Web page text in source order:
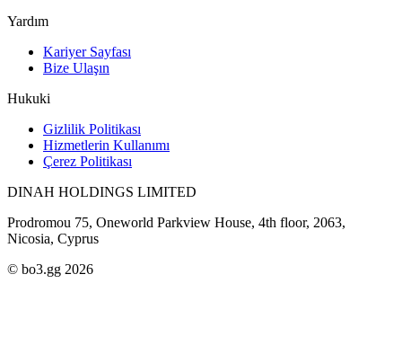
Yardım
Kariyer Sayfası
Bize Ulaşın
Hukuki
Gizlilik Politikası
Hizmetlerin Kullanımı
Çerez Politikası
DINAH HOLDINGS LIMITED
Prodromou 75, Oneworld Parkview House, 4th floor, 2063,
Nicosia, Cyprus
© bo3.gg 2026